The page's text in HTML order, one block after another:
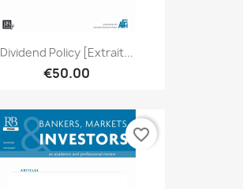
Dividend Policy [extrait...
€50.00
favorite_border